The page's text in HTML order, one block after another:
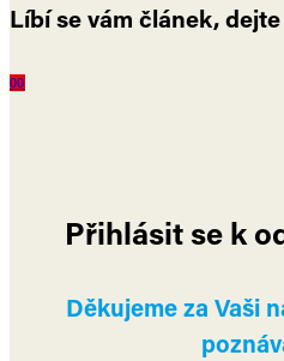
Líbí se vám článek,
00
Přihlásit se k
Děkujeme za Vaši